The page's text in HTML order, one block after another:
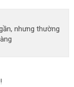
nhưng thường